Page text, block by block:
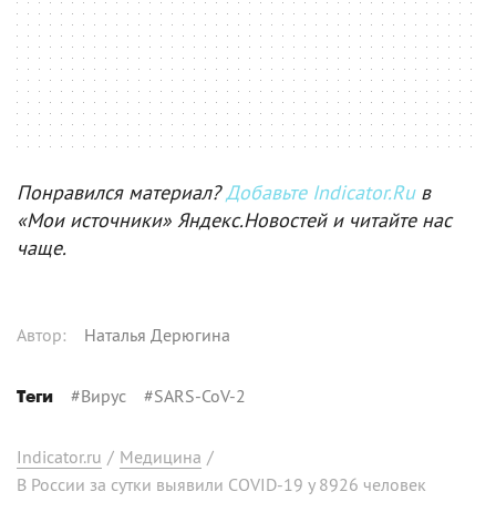
Понравился материал?Добавьте Indicator.Ruв
«Мои источники» Яндекс.Новостей и читайте нас
чаще.
Автор: Наталья Дерюгина
Теги #Вирус #SARS-CoV-2
Indicator.ru / Медицина /
В России за сутки выявили COVID-19 у 8926 человек